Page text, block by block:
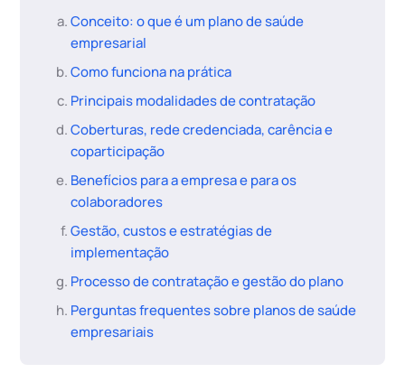
Conceito: o que é um plano de saúde
empresarial
Como funciona na prática
Principais modalidades de contratação
Coberturas, rede credenciada, carência e
coparticipação
Benefícios para a empresa e para os
colaboradores
Gestão, custos e estratégias de
implementação
Processo de contratação e gestão do plano
Perguntas frequentes sobre planos de saúde
empresariais